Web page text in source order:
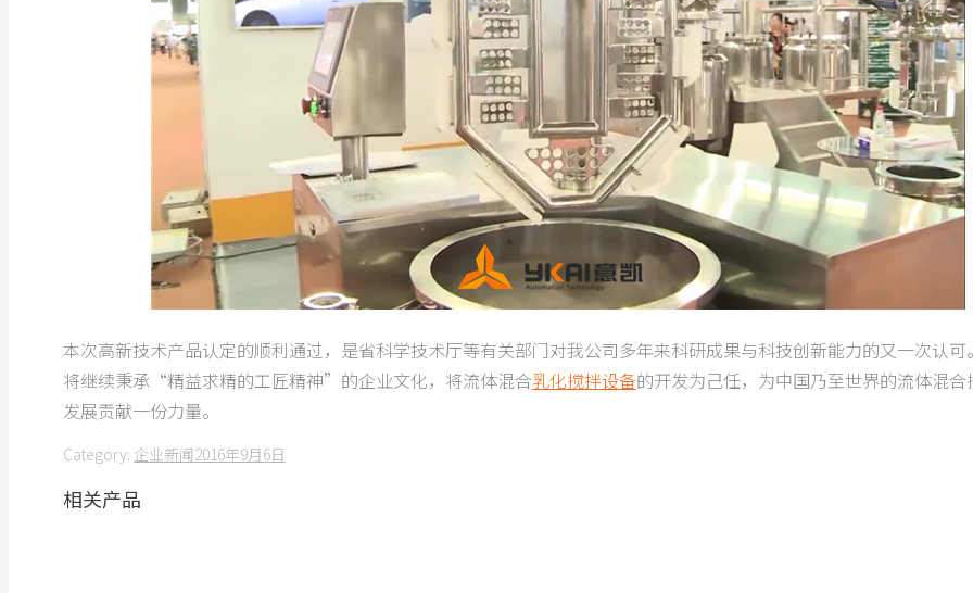
本次高新技术产品认定的顺利通过，是省科学技术厅等有关部门对我公司多年来科研成果与科技创新能力的又一次认可
将继续秉承“精益求精的工匠精神”的企业文化，将流体混合乳化搅拌设备的开发为己任，为中国乃至世界的流体混
发展贡献一份力量。
Category: 企业新闻2016年9月6日
相关产品